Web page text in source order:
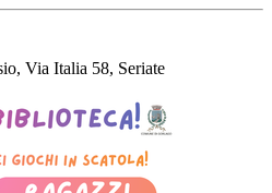
Via Italia 58, Seriate